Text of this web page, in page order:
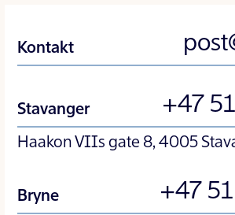
Kontakt
Stavanger +47
Haakon VIIs gate 8, 4005
Bryne +47